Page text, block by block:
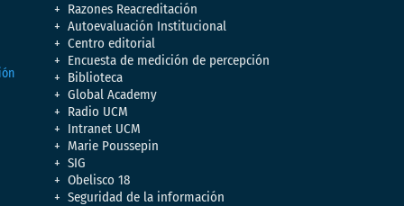
Razones Reacreditación
Autoevaluación Institucional
Centro editorial
Encuesta de medición de percepción
Biblioteca
Global Academy
Radio UCM
Intranet UCM
Marie Poussepin
SIG
Obelisco 18
Seguridad de la información